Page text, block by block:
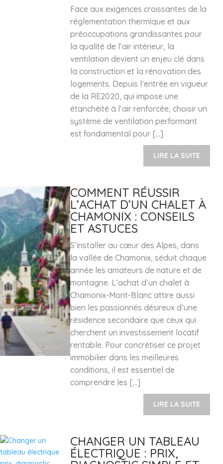
Face aux exigences croissantes de la
réglementation thermique et aux
préoccupations grandissantes pour
la qualité de l’air intérieur, la
ventilation devient un enjeu clé dans
la construction et la rénovation des
logements. Depuis l’entrée en vigueur
de la RE2020, qui impose une
étanchéité à l’air renforcée, choisir un
système de ventilation performant
est fondamental pour […]
LIRE LA SUITE
COMMENT RÉUSSIR
L’ACHAT D’UN CHALET À
CHAMONIX : CONSEILS
ET ASTUCES
S’installer au cœur des Alpes, dans
la vallée de Chamonix, séduit chaque
année les amateurs de nature et de
montagne. L’achat d’un chalet à
Chamonix-Mont-Blanc attire aussi
bien les passionnés désireux d’une
résidence secondaire que ceux qui
cherchent un investissement locatif
rentable. Pour concrétiser ce projet
immobilier dans les meilleures
conditions, il est essentiel de
comprendre les […]
LIRE LA SUITE
CHANGER UN TABLEAU
ÉLECTRIQUE : PRIX,